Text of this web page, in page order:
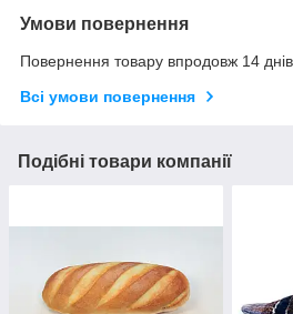
Умови повернення
Повернення товару впродовж 14
Всі умови повернення
Подібні товари компанії